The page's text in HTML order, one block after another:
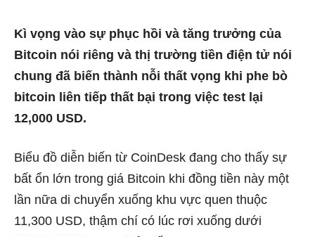
Kì vọng vào sự phục hồi và tăng trưởng của
Bitcoin nói riêng và thị trường tiền điện tử nói
chung đã biến thành nỗi thất vọng khi phe bò
bitcoin liên tiếp thất bại trong việc test lại
12,000 USD.
Biểu đồ diễn biến từ CoinDesk đang cho thấy sự
bất ổn lớn trong giá Bitcoin khi đồng tiền này một
lần nữa di chuyển xuống khu vực quen thuộc
11,300 USD, thậm chí có lúc rơi xuống dưới